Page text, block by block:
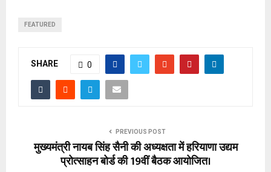
FEATURED
SHARE 0
PREVIOUS POST
मुख्यमंत्री नायब सिंह सैनी की अध्यक्षता में हरियाणा उद्यम
प्रोत्साहन बोर्ड की 19वीं बैठक आयोजित।